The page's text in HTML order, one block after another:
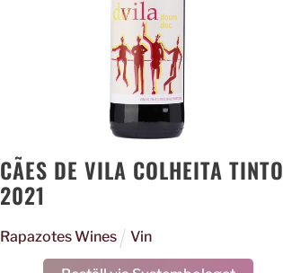
CÃES DE VILA COLHEITA TINTO
2021
Rapazotes Wines Vin